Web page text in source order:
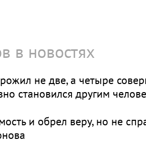
в новостях
не две, а четыре
становился другим
и обрел веру, но не